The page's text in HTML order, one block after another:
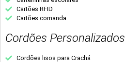
Cartões RFID
Cartões comanda
Cordões Personalizados
Cordões lisos para Crachá